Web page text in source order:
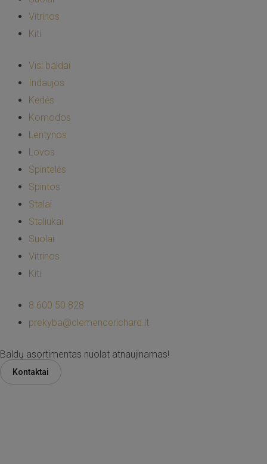
Vitrinos
Kiti
Visi baldai
Indaujos
Kėdės
Komodos
Lentynos
Lovos
Spintelės
Spintos
Stalai
Staliukai
Suolai
Vitrinos
Kiti
8 600 50 828
prekyba@clemencerichard.lt
Baldų asortimentas nuolat atnaujinamas!
Kontaktai